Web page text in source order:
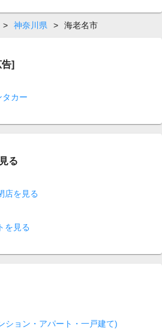
> 神奈川県 > 海老名市
告]
タカー
る
店を見る
を見る
ション・アパート・一戸建て)